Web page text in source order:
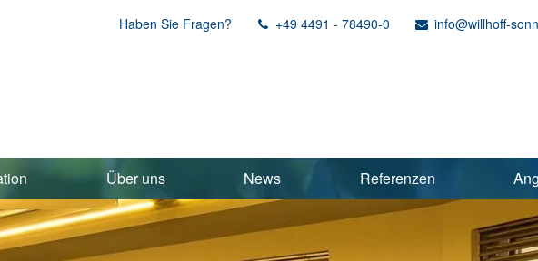
Haben Sie Fragen? +49 4491 - 78490-0 info@willhoff-
Über uns News Referenzen